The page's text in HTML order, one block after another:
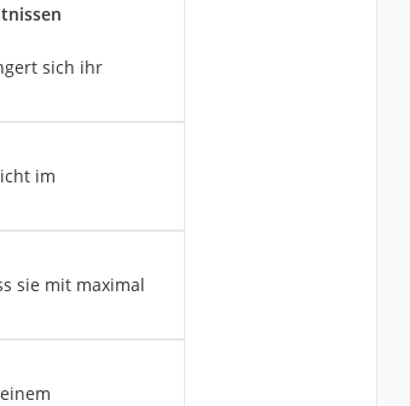
sich ihr
im
sie mit maximal